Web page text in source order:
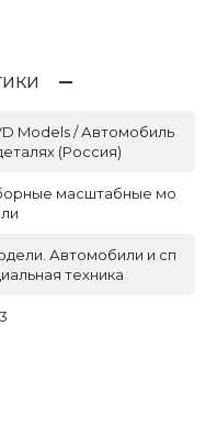
Models / Автомобиль
(Россия)
масштабные мо
Автомобили и сп
техника